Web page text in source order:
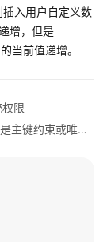
入用户自定义数
增，但是
当前值递增。
限
下一篇：U0400011：GaussDB自动增长列必须是主键约束或唯一约束的第一个字段